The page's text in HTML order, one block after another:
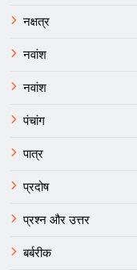
नक्षत्र
नवांश
नवांश
पंचांग
पात्र
प्रदोष
प्रश्न और उत्तर
बर्बरीक